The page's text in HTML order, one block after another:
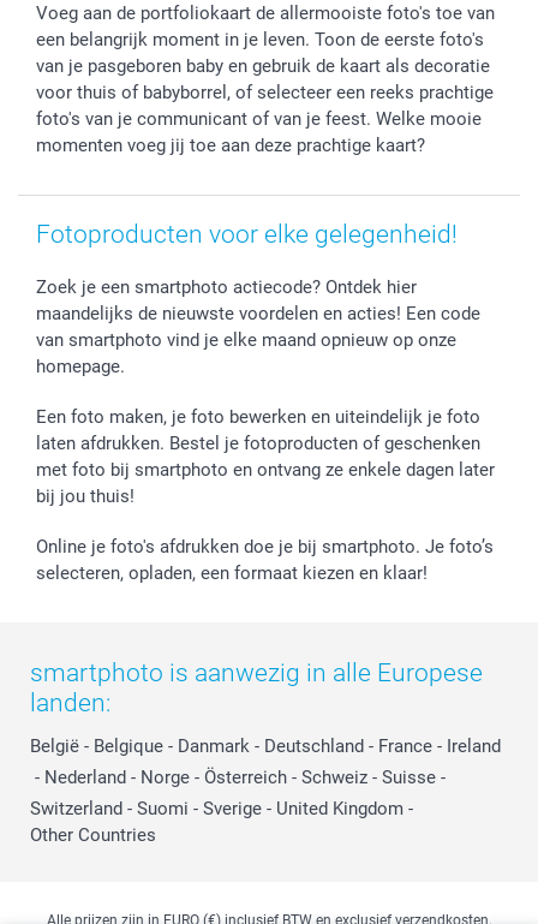
Vaderdag
Verjaardag
Geboorte
Wettelijke garantie
Privacybeleid
Cookiebeleid
Prijslijst
Jobs & Stages
Grote bestellingen
Levering
Mijn orderstatus
smartfriends
Voeg aan de portfoliokaart de allermooiste foto's toe van
een belangrijk moment in je leven. Toon de eerste foto's
van je pasgeboren baby en gebruik de kaart als decoratie
voor thuis of babyborrel, of selecteer een reeks prachtige
foto's van je communicant of van je feest. Welke mooie
momenten voeg jij toe aan deze prachtige kaart?
Fotoproducten voor elke gelegenheid!
Zoek je een smartphoto actiecode? Ontdek hier
maandelijks de nieuwste voordelen en acties! Een code
van smartphoto vind je elke maand opnieuw op onze
homepage.
Een foto maken, je foto bewerken en uiteindelijk je foto
laten afdrukken. Bestel je fotoproducten of geschenken
met foto bij smartphoto en ontvang ze enkele dagen later
bij jou thuis!
Online je foto's afdrukken doe je bij smartphoto. Je foto’s
selecteren, opladen, een formaat kiezen en klaar!
smartphoto is aanwezig in alle Europese
landen:
België - Belgique - Danmark - Deutschland - France - Ireland
- Nederland - Norge - Österreich - Schweiz - Suisse -
Switzerland - Suomi - Sverige - United Kingdom -
Other Countries
Alle prijzen zijn in EURO (€) inclusief BTW en exclusief verzendkosten.